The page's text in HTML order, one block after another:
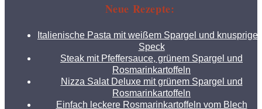
Neue Rezepte:
Italienische Pasta mit weißem Spargel und
Speck
Steak mit Pfeffersauce, grünem Spargel und
Rosmarinkartoffeln
Nizza Salat Deluxe mit grünem Spargel und
Rosmarinkartoffeln
Einfach leckere Rosmarinkartoffeln vom Blech